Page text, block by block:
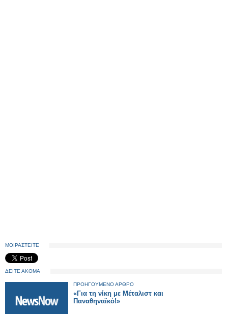
ΜΟΙΡΑΣΤΕΙΤΕ
ΔΕΙΤΕ ΑΚΟΜΑ
ΠΡΟΗΓΟΥΜΕΝΟ ΑΡΘΡΟ
«Για τη νίκη με Μέταλιστ και
Παναθηναϊκό!»